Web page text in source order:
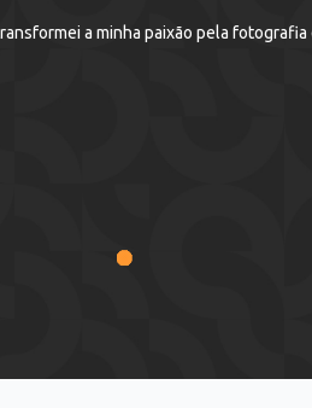
a minha paixão pela